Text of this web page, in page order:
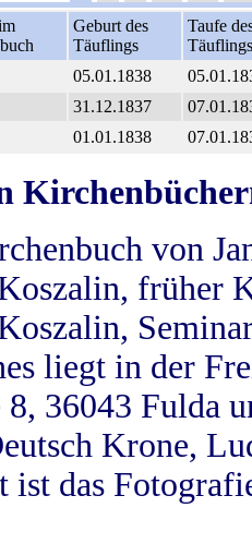
Geburt des
Täuflings
Taufe
Täuflings
05.01.1838
31.12.1837
01.01.1838
von
früher
liegt in der
8, 36043 Fulda
Krone,
das